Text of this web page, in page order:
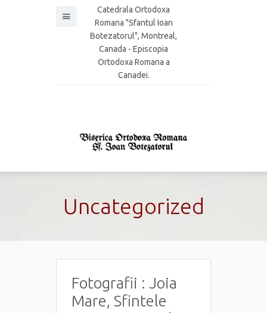
Catedrala Ortodoxa
Romana "Sfantul Ioan
Botezatorul", Montreal,
Canada - Episcopia
Ortodoxa Romana a
Canadei.
Uncategorized
Fotografii : Joia
Mare, Sfintele